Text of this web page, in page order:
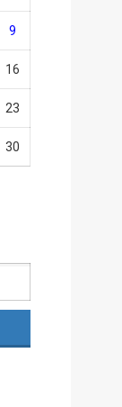
9
16
23
30